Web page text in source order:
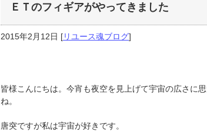
ＥＴのフィギアがやってきました
2015年2月12日 [リユース魂ブログ]
皆様こんにちは。今宵も夜空を見上げて宇宙の広さに
ね。
唐突ですが私は宇宙が好きです。